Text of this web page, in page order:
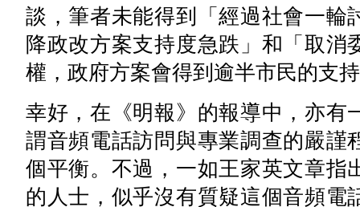
談，筆者未能得到「經過社會一輪
降政改方案支持度急跌」和「取
權，政府方案會得到逾半市民的支
幸好，在《明報》的報導中，亦有
謂音頻電話訪問與專業調查的嚴謹
個平衡。不過，一如王家英文章指
的人士，似乎沒有質疑這個音頻電